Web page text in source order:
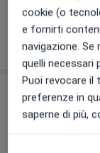
Prestazioni e
Visita pediatrica
cookie (o
e fornirti
navigazione.
quelli
Puoi revocare il
preferenze in
saperne di più,